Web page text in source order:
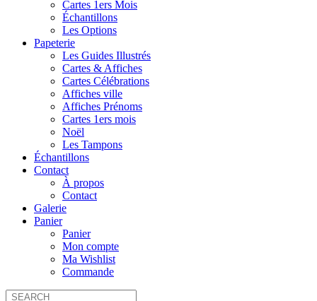
Cartes 1ers Mois
Échantillons
Les Options
Papeterie
Les Guides Illustrés
Cartes & Affiches
Cartes Célébrations
Affiches ville
Affiches Prénoms
Cartes 1ers mois
Noël
Les Tampons
Échantillons
Contact
À propos
Contact
Galerie
Panier
Panier
Mon compte
Ma Wishlist
Commande